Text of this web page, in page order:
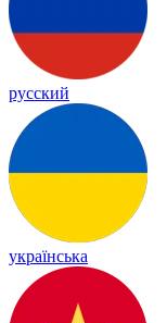
русский
українська